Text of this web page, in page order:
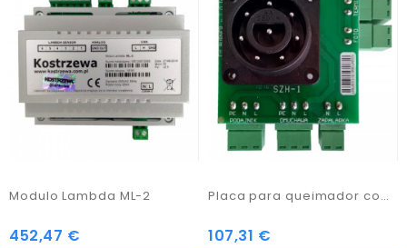
Modulo Lambda ML-2
Preço
452,47 €
Placa para queimador com sensor (PB1)
Preço
107,31 €